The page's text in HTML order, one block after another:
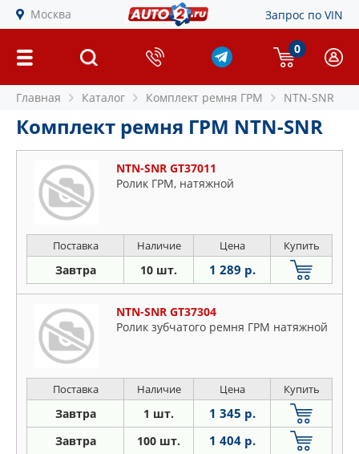
Москва Запрос по VIN
0
Главная Каталог Комплект ремня ГРМ NTN-SNR
Комплект ремня ГРМ NTN-SNR
NTN-SNR GT37011
Ролик ГРМ, натяжной
Поставка Наличие Цена Купить
Завтра 10 шт. 1 289 р.
NTN-SNR GT37304
Ролик зубчатого ремня ГРМ натяжной
Поставка Наличие Цена Купить
Завтра 1 шт. 1 345 р.
Завтра 100 шт. 1 404 р.